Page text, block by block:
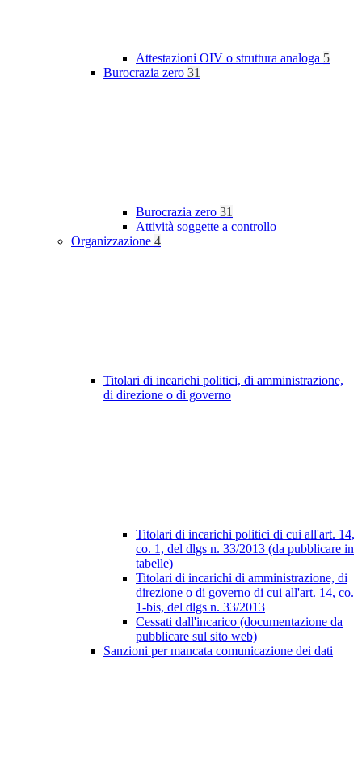
Attestazioni OIV o struttura analoga 5
Burocrazia zero 31
Burocrazia zero 31
Attività soggette a controllo
Organizzazione 4
Titolari di incarichi politici, di amministrazione,
di direzione o di governo
Titolari di incarichi politici di cui all'art. 14,
co. 1, del dlgs n. 33/2013 (da pubblicare in
tabelle)
Titolari di incarichi di amministrazione, di
direzione o di governo di cui all'art. 14, co.
1-bis, del dlgs n. 33/2013
Cessati dall'incarico (documentazione da
pubblicare sul sito web)
Sanzioni per mancata comunicazione dei dati